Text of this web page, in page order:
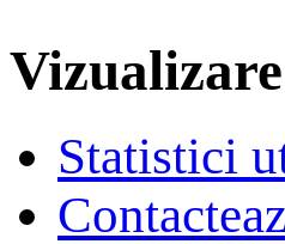
Statistici